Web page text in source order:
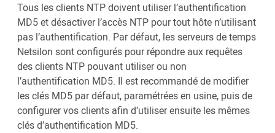
Tous les clients NTP doivent utiliser l’authentification
MD5 et désactiver l’accès NTP pour tout hôte n’utilisant
pas l’authentification. Par défaut, les serveurs de temps
Netsilon sont configurés pour répondre aux requêtes
des clients NTP pouvant utiliser ou non
l’authentification MD5. Il est recommandé de modifier
les clés MD5 par défaut, paramétrées en usine, puis de
configurer vos clients afin d’utiliser ensuite les mêmes
clés d’authentification MD5.